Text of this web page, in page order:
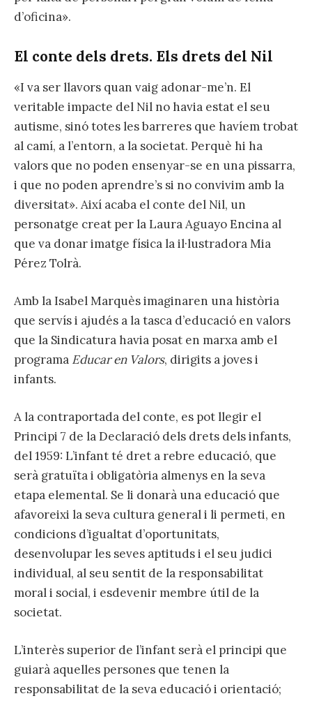
d’oficina».
El conte dels drets. Els drets del Nil
«I va ser llavors quan vaig adonar-me’n. El
veritable impacte del Nil no havia estat el seu
autisme, sinó totes les barreres que havíem trobat
al camí, a l’entorn, a la societat. Perquè hi ha
valors que no poden ensenyar-se en una pissarra,
i que no poden aprendre’s si no convivim amb la
diversitat». Així acaba el conte del Nil, un
personatge creat per la Laura Aguayo Encina al
que va donar imatge física la il·lustradora Mia
Pérez Tolrà.
Amb la Isabel Marquès imaginaren una història
que servís i ajudés a la tasca d’educació en valors
que la Sindicatura havia posat en marxa amb el
programa Educar en Valors, dirigits a joves i
infants.
A la contraportada del conte, es pot llegir el
Principi 7 de la Declaració dels drets dels infants,
del 1959: L’infant té dret a rebre educació, que
serà gratuïta i obligatòria almenys en la seva
etapa elemental. Se li donarà una educació que
afavoreixi la seva cultura general i li permeti, en
condicions d’igualtat d’oportunitats,
desenvolupar les seves aptituds i el seu judici
individual, al seu sentit de la responsabilitat
moral i social, i esdevenir membre útil de la
societat.
L’interès superior de l’infant serà el principi que
guiarà aquelles persones que tenen la
responsabilitat de la seva educació i orientació;